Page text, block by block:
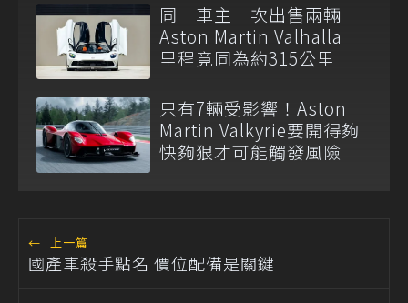
同一車主一次出售兩輛
Aston Martin Valhalla
里程竟同為約315公里
只有7輛受影響！Aston
Martin Valkyrie要開得夠
快夠狠才可能觸發風險
← 上一篇
國產車殺手點名 價位配備是關鍵